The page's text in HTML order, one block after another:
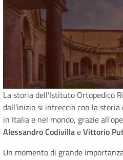
La storia dell’Istituto Ortopedico
dall’inizio si intreccia con la
in Italia e nel mondo, grazie
Alessandro CodivillaeVittorio
Un momento di grande